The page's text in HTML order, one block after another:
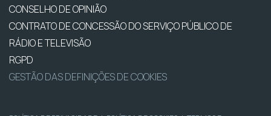
CONSELHO DE OPINIÃO
CONTRATO DE CONCESSÃO DO SERVIÇO PÚBLICO DE
RÁDIO E TELEVISÃO
RGPD
GESTÃO DAS DEFINIÇÕES DE COOKIES